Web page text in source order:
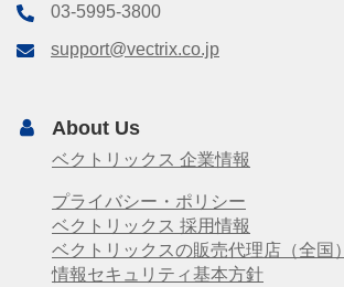
03-5995-3800
support@vectrix.co.jp
About Us
ベクトリックス 企業情報
プライバシー・ポリシー
ベクトリックス 採用情報
ベクトリックスの販売代理店（全国）
情報セキュリティ基本方針